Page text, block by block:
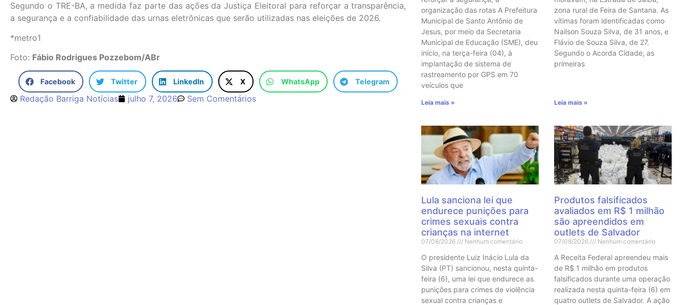
Segundo o TRE-BA, a medida faz parte das ações da Justiça Eleitoral para reforçar a transparência,
a segurança e a confiabilidade das urnas eletrônicas que serão utilizadas nas eleições de 2026.
*metro1
Foto: Fábio Rodrigues Pozzebom/ABr
Facebook Twitter LinkedIn X WhatsApp Telegram
Redação Barriga Notícias julho 7, 2026 Sem Comentários
organização das rotas A Prefeitura
Municipal de Santo Antônio de
Jesus, por meio da Secretaria
Municipal de Educação (SME), deu
início, na terça-feira (04), à
implantação de sistema de
rastreamento por GPS em 70
veículos que
Leia mais »
zona rural de Feira de Santana. As
vítimas foram identificadas como
Nailson Souza Silva, de 31 anos, e
Flávio de Souza Silva, de 27.
Segundo o Acorda Cidade, as
primeiras
Leia mais »
Lula sanciona lei que
endurece punições para
crimes sexuais contra
crianças na internet
07/08/2026 Nenhum comentário
O presidente Luiz Inácio Lula da
Silva (PT) sancionou, nesta quinta-
feira (6), uma lei que endurece as
punições para crimes de violência
sexual contra crianças e
Produtos falsificados
avaliados em R$ 1 milhão
são apreendidos em
outlets de Salvador
07/08/2026 Nenhum comentário
A Receita Federal apreendeu mais
de R$ 1 milhão em produtos
falsificados durante uma operação
realizada nesta quinta-feira (6) em
quatro outlets de Salvador. A ação